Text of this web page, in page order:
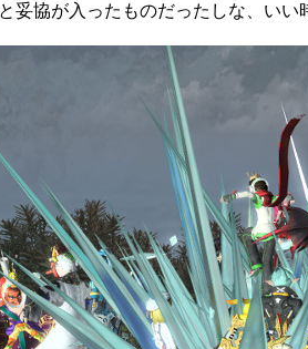
妥協が入ったものだったしな、いい